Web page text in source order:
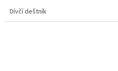
Dívčí deštník